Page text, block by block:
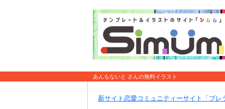
あんもないと さんの無料イラスト
新サイト恋愛コミュニティーサイト「ブレ